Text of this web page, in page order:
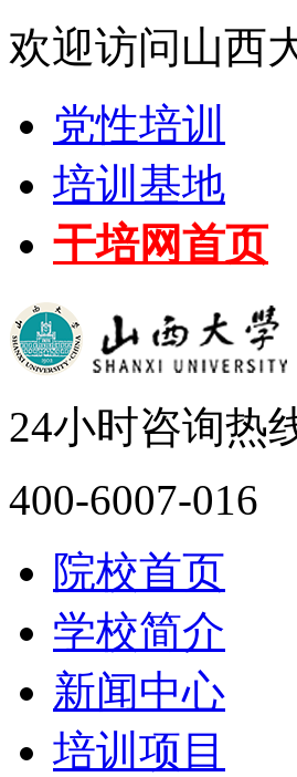
欢迎访问山西
党性培训
培训基地
干培网首页
24小时咨询热
400-6007-016
院校首页
学校简介
新闻中心
培训项目